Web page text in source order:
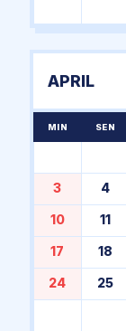
APRIL
MIN SEN
3 4
10 11
17 18
24 25